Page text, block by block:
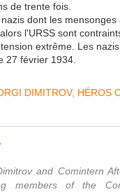
de trente fois.
dont les mensonges
l'URSS sont
extrême. Les nazis
27 février 1934.
and Comintern
members of the